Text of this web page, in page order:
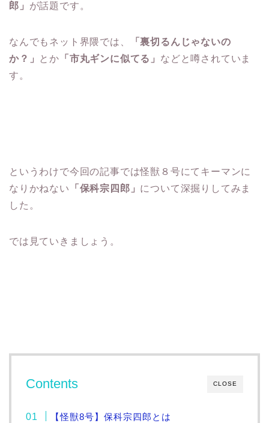
郎」 が話題です。
なんでもネット界隈では、
「裏切るんじゃないの
か？」
とか 「市丸ギンに似てる」 などと噂されていま
す。
というわけで今回の記事では怪獣８号にてキーマンに
なりかねない
「保科宗四郎」 について深掘りしてみま
した。
では見ていきましょう。
CLOSE
Contents
【怪獣8号】保科宗四郎とは